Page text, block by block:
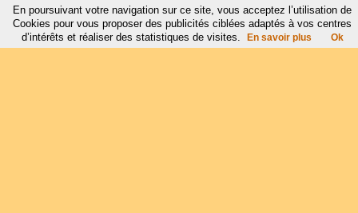
En poursuivant votre navigation sur ce site, vous acceptez l’utilisation de
Cookies pour vous proposer des publicités ciblées adaptés à vos centres
d’intérêts et réaliser des statistiques de visites.
En savoir plus Ok